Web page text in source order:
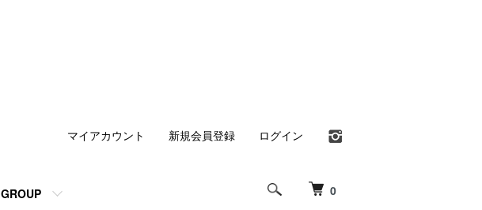
0
GROUP
マイアカウント 新規会員登録 ログイン